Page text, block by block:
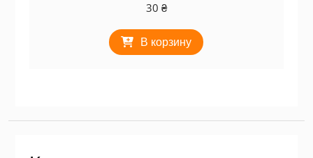
30 ₴
В корзину